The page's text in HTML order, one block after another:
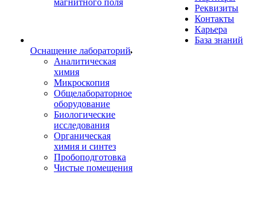
магнитного поля
Оснащение лабораторий
Аналитическая
химия
Микроскопия
Общелабораторное
оборудование
Биологические
исследования
Органическая
химия и синтез
Пробоподготовка
Чистые помещения
Реквизиты
Контакты
Карьера
База знаний